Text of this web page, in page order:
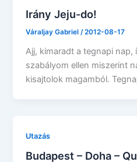
Irány Jeju-do!
Váraljay Gabriel/2012-08-17
Ajj, kimaradt a tegnapi nap,
szabályom ellen miszerint
kisajtolok magamból.
Utazás
Budapest – Doha –